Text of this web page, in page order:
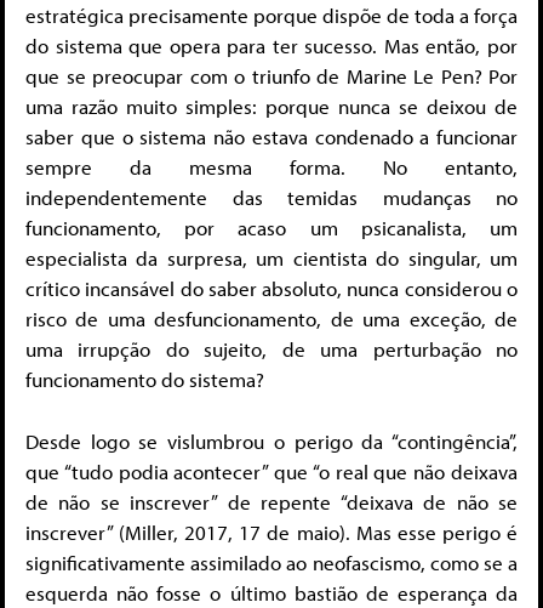
estratégica precisamente porque dispõe de toda a força
do sistema que opera para ter sucesso. Mas então, por
que se preocupar com o triunfo de Marine Le Pen? Por
uma razão muito simples: porque nunca se deixou de
saber que o sistema não estava condenado a funcionar
sempre da mesma forma. No entanto,
independentemente das temidas mudanças no
funcionamento, por acaso um psicanalista, um
especialista da surpresa, um cientista do singular, um
crítico incansável do saber absoluto, nunca considerou o
risco de uma desfuncionamento, de uma exceção, de
uma irrupção do sujeito, de uma perturbação no
funcionamento do sistema?
Desde logo se vislumbrou o perigo da “contingência”,
que “tudo podia acontecer” que “o real que não deixava
de não se inscrever” de repente “deixava de não se
inscrever” (Miller, 2017, 17 de maio). Mas esse perigo é
significativamente assimilado ao neofascismo, como se a
esquerda não fosse o último bastião de esperança da